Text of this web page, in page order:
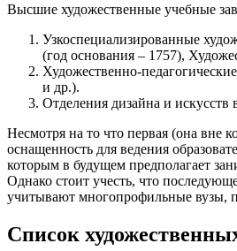
Высшие художественные учебные
Узкоспециализированные
(год основания – 1757),
Художественно-
и др.).
Отделения дизайна и
Несмотря на то что первая (она вне
оснащенность для ведения
которым в будущем предполагает
Однако стоит учесть, что
учитывают многопрофильные вузы,
Список